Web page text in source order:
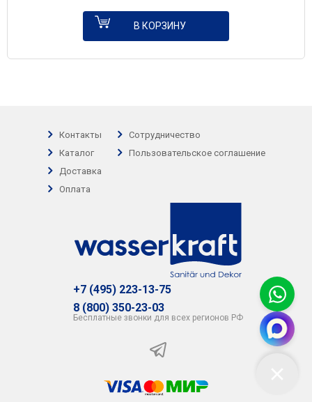
В КОРЗИНУ
Контакты
Каталог
Доставка
Оплата
Сотрудничество
Пользовательское соглашение
+7 (495) 223-13-75
8 (800) 350-23-03
Бесплатные звонки для всех регионов РФ